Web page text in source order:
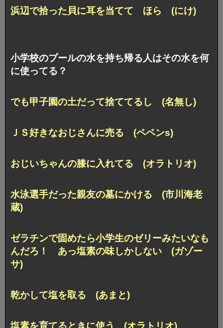
浜辺で拾った貝に耳を当てて ほら (にけ)
小学校のプールの水を持ち帰る人はその水を何
に使ってる？
でも甲子園の土だって捨ててるし (名無し)
ＪＳ好きなおじさんに売る (ペペンs)
おじいちゃんの膝に入れてる (オラトリオ)
水泳選手だった親友の墓にかける (市川海老
蔵)
ゼラチンで固めたら小学生のゼリーみたいなも
んだろ！ あっ塩素の味しかしない (ガゾー
サ)
乾かして塩を取る (あまと)
塩素を育てるときに使う (オラトリオ)